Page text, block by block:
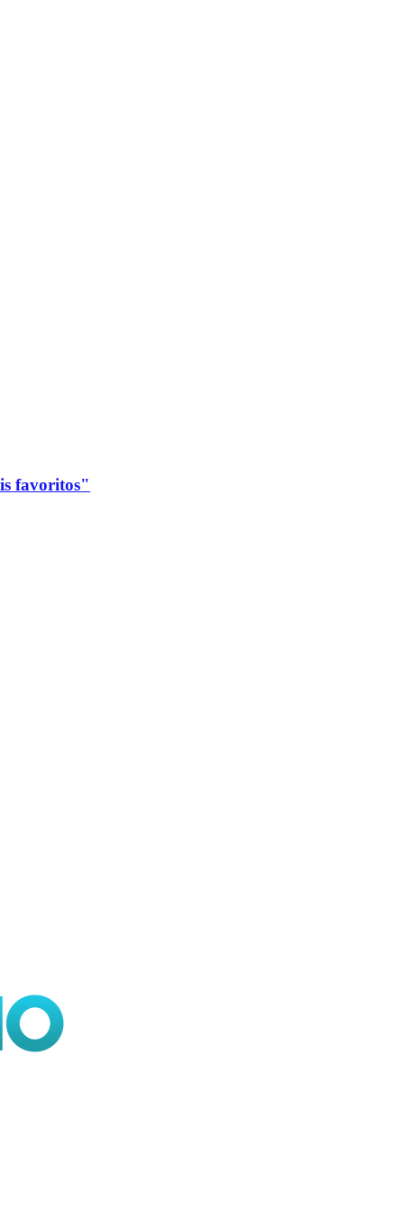
favoritos"